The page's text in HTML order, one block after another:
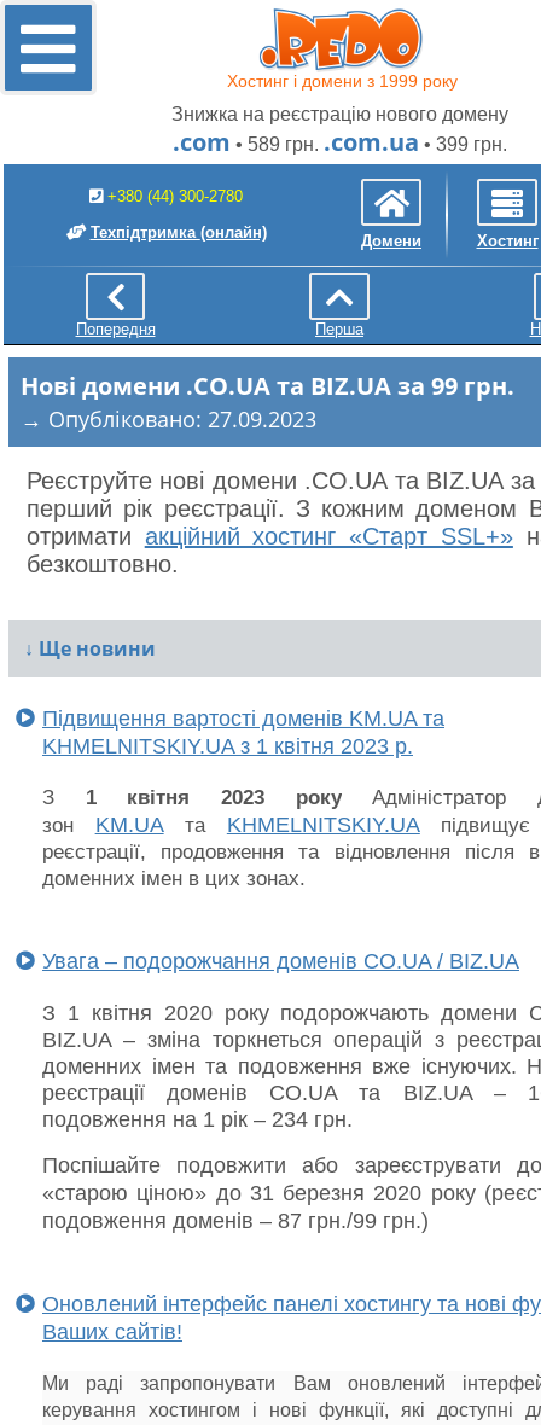
Хостинг і домени з 1999 року
Знижка на реєстрацію нового домену
.com • 589 грн. .com.ua • 399 грн.
+380 (44) 300-2780
Техпідтримка (онлайн) Домени Хостинг
Попередня Перша
Нові домени .CO.UA та BIZ.UA за 99 грн.
→ Опубліковано: 27.09.2023
Реєструйте нові домени .CO.UA та BIZ.UA
перший рік реєстрації. З кожним доменом
отримати акційний хостинг «Старт SSL+»
безкоштовно.
↓ Ще новини
Підвищення вартості доменів KM.UA та
KHMELNITSKIY.UA з 1 квітня 2023 р.
З 1 квітня 2023 рокуАдміністратор
зон KM.UAта KHMELNITSKIY.UAпідвищує
реєстрації, продовження та відновлення після
доменних імен в цих зонах.
Увага – подорожчання доменів CO.UA / BIZ.UA
З 1 квітня 2020 року подорожчають домени
BIZ.UA – зміна торкнеться операцій з
доменних імен та подовження вже існуючих.
реєстрації доменів CO.UAта BIZ.UA –
подовження на 1 рік – 234 грн.
Поспішайте подовжити або зареєструвати
«старою ціною» до 31 березня 2020 року
подовження доменів – 87 грн./99 грн.)
Оновлений інтерфейс панелі хостингу та нові
Ваших сайтів!
Ми раді запропонувати Вам оновлений
керування хостингом і нові функції, які доступні